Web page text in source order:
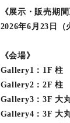
《展示・販売期間
2026年6月23日（
《会場》
Gallery1：1F 柱
Gallery2：2F 柱
Gallery3：3F 大
Gallery4：3F 大